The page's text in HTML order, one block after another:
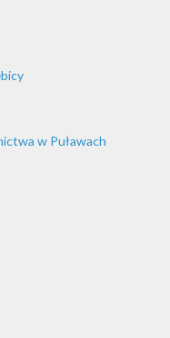
w Puławach